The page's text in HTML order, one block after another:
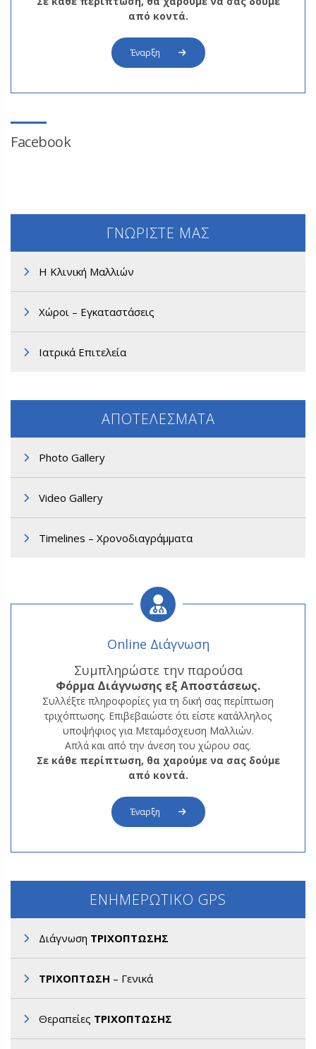
από κοντά.
Έναρξη
Facebook
ΓΝΩΡΙΣΤΕ ΜΑΣ
Η Κλινική Μαλλιών
Χώροι – Εγκαταστάσεις
Ιατρικά Επιτελεία
ΑΠΟΤΕΛΕΣΜΑΤΑ
Photo Gallery
Video Gallery
Timelines – Χρονοδιαγράμματα
Online Διάγνωση
Συμπληρώστε την παρούσα
Φόρμα Διάγνωσης εξ Αποστάσεως.
Συλλέξτε πληροφορίες για τη δική σας περίπτωση
τριχόπτωσης. Επιβεβαιώστε ότι είστε κατάλληλος
υποψήφιος για Μεταμόσχευση Μαλλιών.
Απλά και από την άνεση του χώρου σας.
Σε κάθε περίπτωση, θα χαρούμε να σας δούμε
από κοντά.
Έναρξη
ΕΝΗΜΕΡΩΤΙΚΟ GPS
Διάγνωση ΤΡΙΧΟΠΤΩΣΗΣ
ΤΡΙΧΟΠΤΩΣΗ – Γενικά
Θεραπείες ΤΡΙΧΟΠΤΩΣΗΣ